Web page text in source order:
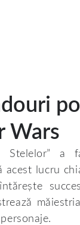
Wars
Stelelor” a
acest lucru